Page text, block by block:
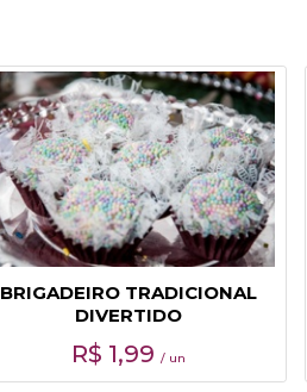
BRIGADEIRO TRADICIONAL
DIVERTIDO
R$ 1,99 / un